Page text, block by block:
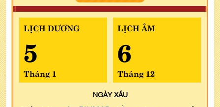
LỊCH DƯƠNG
5
Tháng 1
LỊCH ÂM
6
Tháng 12
NGÀYXẤU